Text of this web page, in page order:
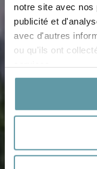
notre site avec
publicité et
avec d'autres
ou qu'ils ont